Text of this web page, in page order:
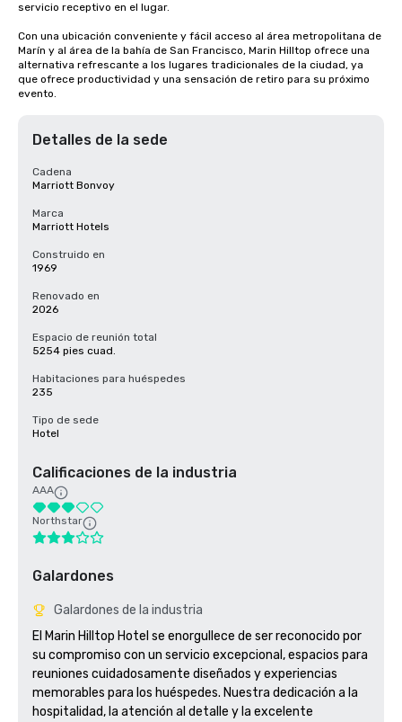
servicio receptivo en el lugar.
Con una ubicación conveniente y fácil acceso al área metropolitana de
Marín y al área de la bahía de San Francisco, Marin Hilltop ofrece una
alternativa refrescante a los lugares tradicionales de la ciudad, ya
que ofrece productividad y una sensación de retiro para su próximo
evento.
Detalles de la sede
Cadena
Marriott Bonvoy
Marca
Marriott Hotels
Construido en
1969
Renovado en
2026
Espacio de reunión total
5254 pies cuad.
Habitaciones para huéspedes
235
Tipo de sede
Hotel
Calificaciones de la industria
AAA
Northstar
Galardones
Galardones de la industria
El Marin Hilltop Hotel se enorgullece de ser reconocido por
su compromiso con un servicio excepcional, espacios para
reuniones cuidadosamente diseñados y experiencias
memorables para los huéspedes. Nuestra dedicación a la
hospitalidad, la atención al detalle y la excelente